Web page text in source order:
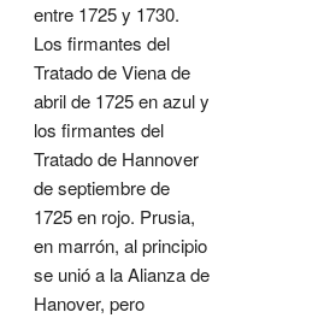
entre 1725 y 1730.
Los firmantes del
Tratado de Viena de
abril de 1725 en azul y
los firmantes del
Tratado de Hannover
de septiembre de
1725 en rojo. Prusia,
en marrón, al principio
se unió a la Alianza de
Hanover, pero